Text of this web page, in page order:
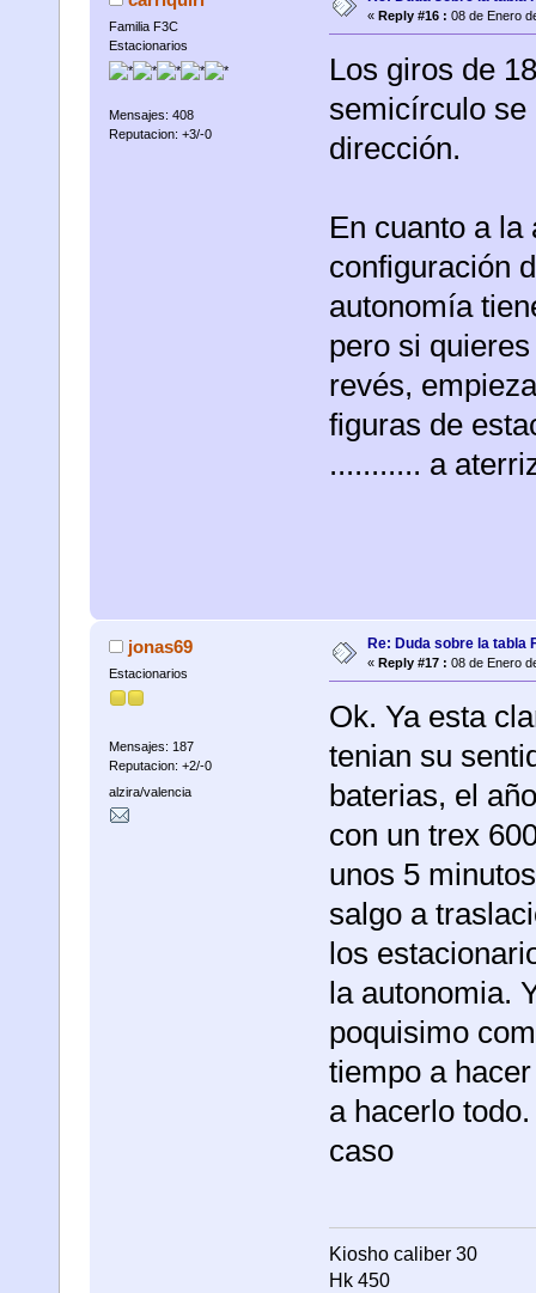
Familia F3C
Estacionarios
Mensajes: 408
Reputacion: +3/-0
« Reply #16 : 08 de Enero
Los giros de
semicírculo se
dirección.
En cuanto a la
configuración
autonomía
pero si
revés,
figuras de
........... a
jonas69
Estacionarios
Mensajes: 187
Reputacion: +2/-0
alzira/valencia
Re: Duda sobre la tabla
« Reply #17 : 08 de Enero
Ok. Ya esta
tenian su
baterias, el
con un trex
unos 5
salgo a
los
la autonomia.
poquisimo
tiempo a
a hacerlo
caso
Kiosho caliber 30
Hk 450